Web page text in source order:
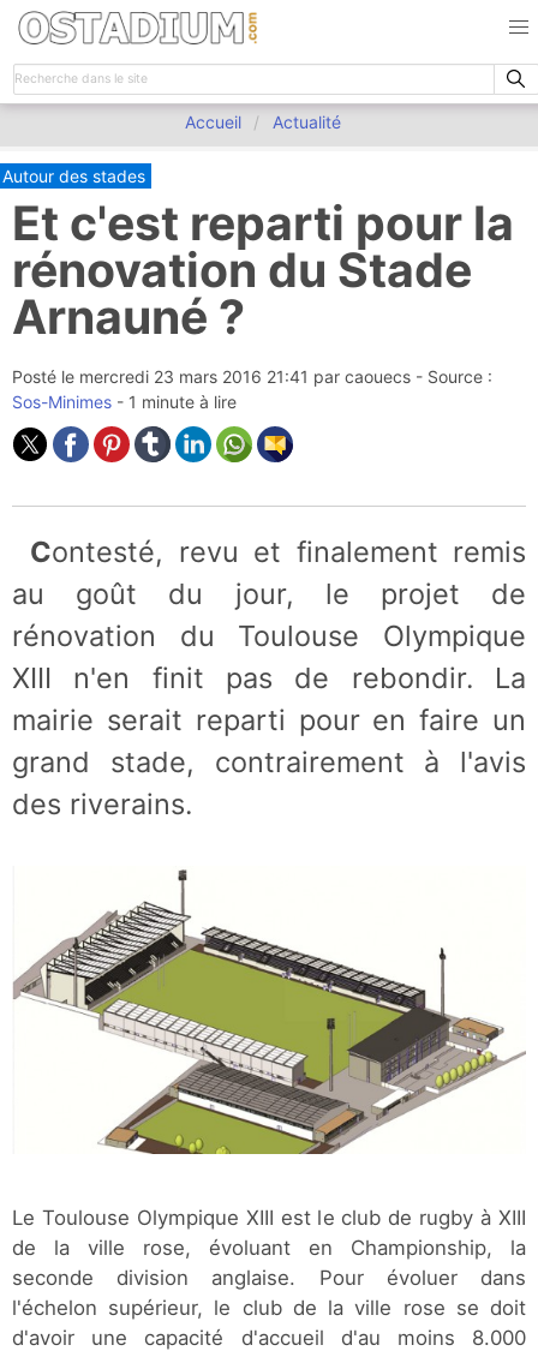
Accueil Actualité
Autour des stades
Et c'est reparti pour la
rénovation du Stade
Arnauné ?
Posté le mercredi 23 mars 2016 21:41 par caouecs - Source :
Sos-Minimes - 1 minute à lire
Contesté, revu et finalement remis
au goût du jour, le projet de
rénovation du Toulouse Olympique
XIII n'en finit pas de rebondir. La
mairie serait reparti pour en faire un
grand stade, contrairement à l'avis
des riverains.
Le Toulouse Olympique XIII est le club de rugby à XIII
de la ville rose, évoluant en Championship, la
seconde division anglaise. Pour évoluer dans
l'échelon supérieur, le club de la ville rose se doit
d'avoir une capacité d'accueil d'au moins 8.000